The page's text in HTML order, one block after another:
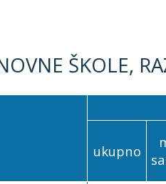
ŠKOLE,
ukupno